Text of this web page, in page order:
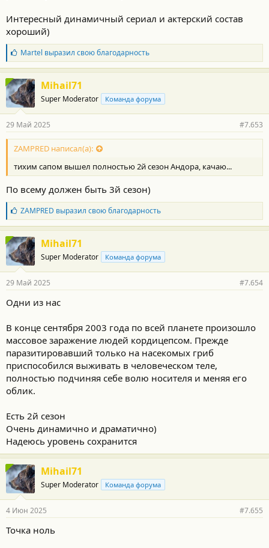
Интересный динамичный сериал и актерский состав
хороший)
Б
л
а
г
о
д
а
н
о
с
и
:
Martel выразил свою благодарность
Mihail71
Super Moderator Команда форума
29 Май 2025 #7.653
ZAMPRED написал(а):
тихим сапом вышел полностью 2й сезон Андора, качаю...
По всему должен быть 3й сезон)
Б
л
а
г
о
д
а
н
с
и
ZAMPRED выразил свою благодарность
Mihail71
Super Moderator Команда форума
29 Май 2025 #7.654
Одни из нас
В конце сентября 2003 года по всей планете произошло
массовое заражение людей кордицепсом. Прежде
паразитировавший только на насекомых гриб
приспособился выживать в человеческом теле,
полностью подчиняя себе волю носителя и меняя его
облик.
Есть 2й сезон
Очень динамично и драматично)
Надеюсь уровень сохранится
Mihail71
Super Moderator Команда форума
4 Июн 2025 #7.655
Точка ноль